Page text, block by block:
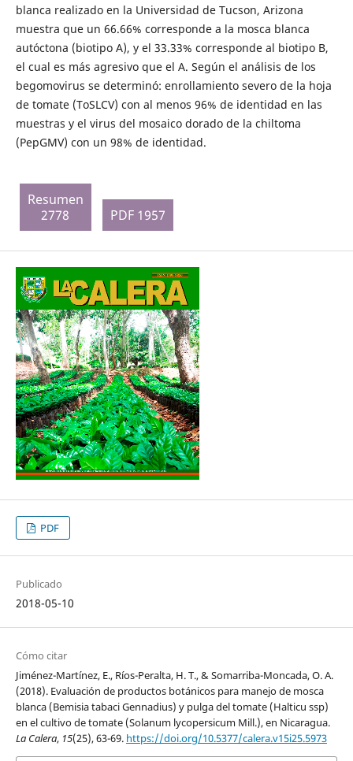
blanca realizado en la Universidad de Tucson, Arizona
muestra que un 66.66% corresponde a la mosca blanca
autóctona (biotipo A), y el 33.33% corresponde al biotipo B,
el cual es más agresivo que el A. Según el análisis de los
begomovirus se determinó: enrollamiento severo de la hoja
de tomate (ToSLCV) con al menos 96% de identidad en las
muestras y el virus del mosaico dorado de la chiltoma
(PepGMV) con un 98% de identidad.
Resumen
2778
PDF 1957
PDF
Publicado
2018-05-10
Cómo citar
Jiménez-Martínez, E., Ríos-Peralta, H. T., & Somarriba-Moncada, O. A.
(2018). Evaluación de productos botánicos para manejo de mosca
blanca (Bemisia tabaci Gennadius) y pulga del tomate (Halticu ssp)
en el cultivo de tomate (Solanum lycopersicum Mill.), en Nicaragua.
La Calera, 15(25), 63-69. https://doi.org/10.5377/calera.v15i25.5973